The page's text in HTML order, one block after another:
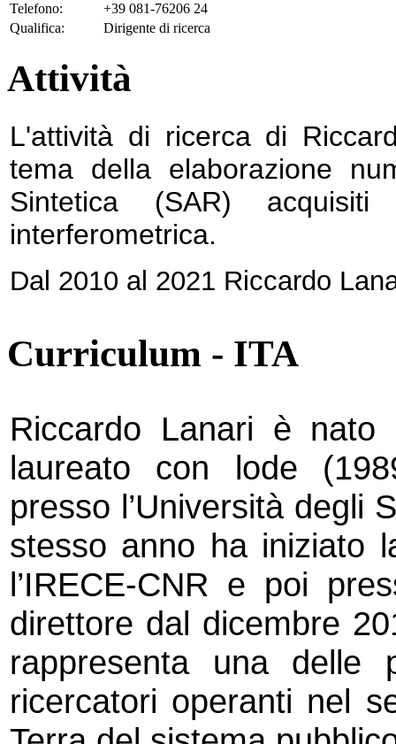
Telefono:
+39 081-76206 24
Qualifica:
Dirigente di ricerca
Attività
L'attività di ricerca di
tema della elaborazione
Sintetica (SAR)
interferometrica.
Dal 2010 al 2021 Riccardo
Curriculum - ITA
Riccardo Lanari è
laureato con lode
presso l’Università degli
stesso anno ha iniziato
l’IRECE-CNR e poi
direttore dal dicembre
rappresenta una delle
ricercatori operanti nel